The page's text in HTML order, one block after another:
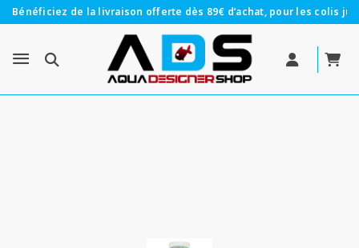
Bénéficiez de la livraison offerte dès 89€ d’achat, pour les colis